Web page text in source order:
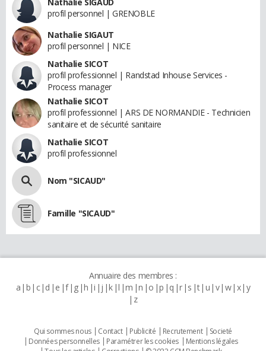
profil personnel | GRENOBLE
Nathalie SIGAUT
profil personnel | NICE
Nathalie SICOT
profil professionnel | Randstad Inhouse Services -
Process manager
Nathalie SICOT
profil professionnel | ARS DE NORMANDIE - Technicien
sanitaire et de sécurité sanitaire
Nathalie SICOT
profil professionnel
Nom "SICAUD"
Famille "SICAUD"
Annuaire des membres :
a b c d e f g h i j k l m n o p q r s t u v w x y
z
Qui sommes nous Contact Publicité Recrutement
Societé
Données personnelles
Paramétrer les cookies
Mentions légales